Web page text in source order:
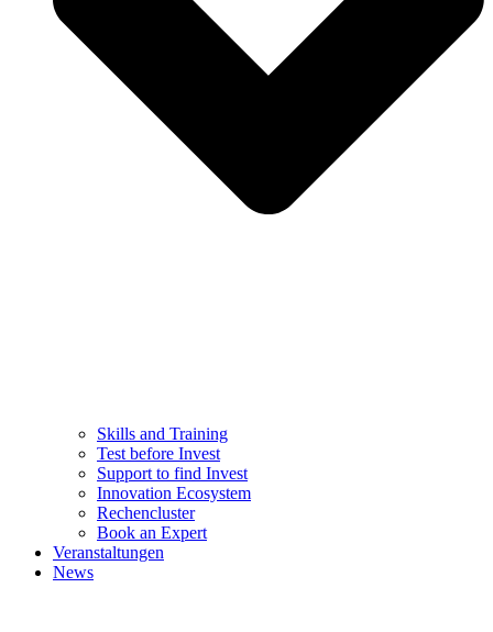
Skills and Training
Test before Invest
Support to find Invest
Innovation Ecosystem
Rechencluster​
Book an Expert
Veranstaltungen
News